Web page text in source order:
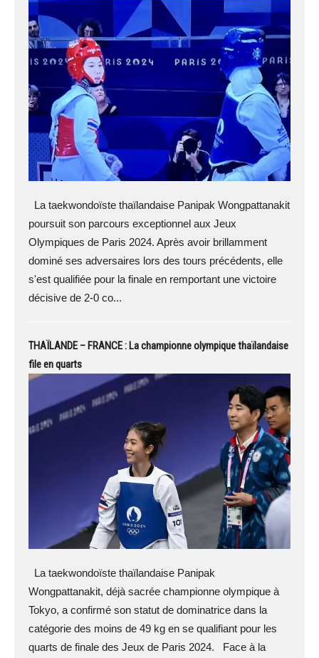
La taekwondoïste thaïlandaise Panipak Wongpattanakit
poursuit son parcours exceptionnel aux Jeux
Olympiques de Paris 2024. Après avoir brillamment
dominé ses adversaires lors des tours précédents, elle
s'est qualifiée pour la finale en remportant une victoire
décisive de 2-0 co...
THAÏLANDE – FRANCE : La championne olympique thaïlandaise
file en quarts
La taekwondoïste thaïlandaise Panipak
Wongpattanakit, déjà sacrée championne olympique à
Tokyo, a confirmé son statut de dominatrice dans la
catégorie des moins de 49 kg en se qualifiant pour les
quarts de finale des Jeux de Paris 2024. Face à la